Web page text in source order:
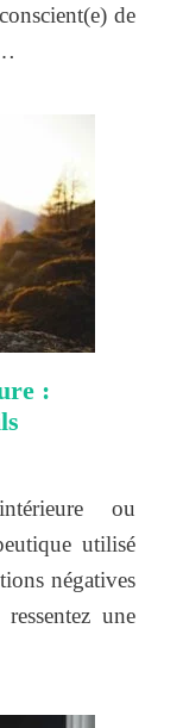
de
:
ou
utilisé
négatives
une